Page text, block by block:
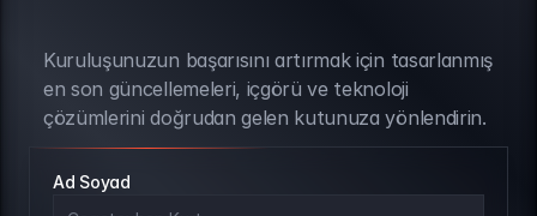
BÜLTEN ABONELİĞİ
Kuruluşunuzun başarısını artırmak için tasarlanmış
en son güncellemeleri, içgörü ve teknoloji
çözümlerini doğrudan gelen kutunuza yönlendirin.
Ad Soyad